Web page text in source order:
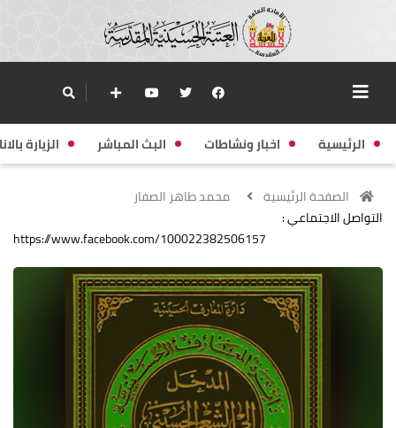
الرئيسية اخبار ونشاطات البث المباشر الزيارة
الصفحة الرئيسية
محمد طاهر الصفار
التواصل الاجتماعي :
https://www.facebook.com/100022382506157